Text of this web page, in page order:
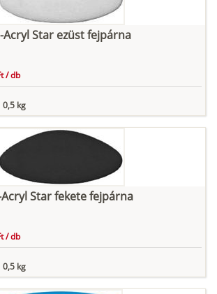
Acryl Star ezüst fejpárna
/db
0,5 kg
Star fekete fejpárna
/db
0,5 kg